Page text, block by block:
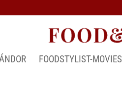
FOODSTYLIST-MOVIES